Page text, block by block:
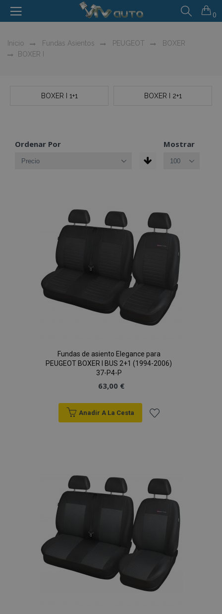
0
Inicio Fundas Asientos PEUGEOT
BOXER
BOXER I
BOXER I 1+1 BOXER I 2+1
Ordenar Por Mostrar
Fundas de asiento Elegance para
PEUGEOT BOXER I BUS 2+1 (1994-2006)
37-P4-P
63,00 €
Anadir A La Cesta
de
Deseos